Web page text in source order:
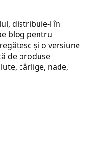
distribuie-l în
blog pentru
și o versiune
de produse
cârlige, nade,